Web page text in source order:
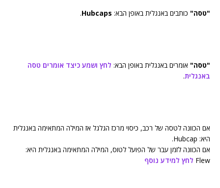
"טסה" כותבים באנגלית באופן הבא: Hubcaps
.
"טסה" אומרים באנגלית באופן הבא: לחץ ושמע כיצד אומרים טסה
באנגלית.
אם הכוונה לטסה של רכב, כיסוי מרכז הגלגל אז המילה המתאימה באנגלית
היא: Hubcap.
אם הכוונה לזמן עבר של הפועל לטוס, המילה המתאימה באנגלית היא:
Flew לחץ למידע נוסף